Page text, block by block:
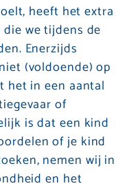
heeft het extra
we tijdens de
Enerzijds
(voldoende) op
het in een aantal
of
is dat een kind
of je kind
nemen wij in
en het